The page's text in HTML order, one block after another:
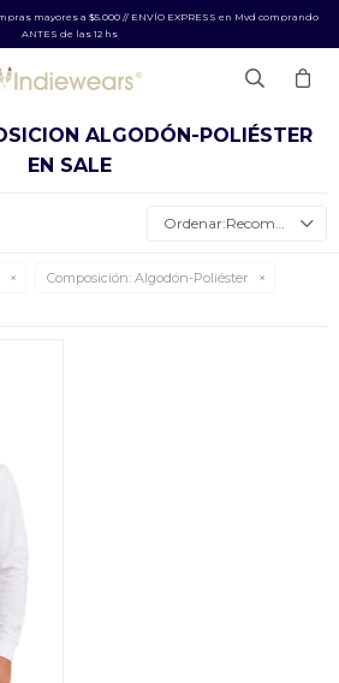
mayores a $5.000 // ENVÍO EXPRESS en Mvd comprando
ANTES de las 12 hs
ALGODÓN-POLIÉSTER
EN SALE
Recomendados
Composición: Algodón-Poliéster